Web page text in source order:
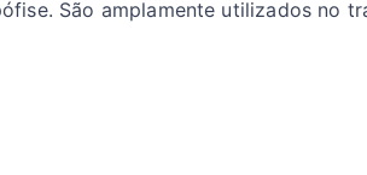
São amplamente utilizados no